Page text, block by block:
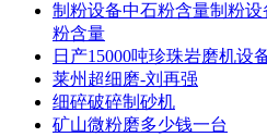
制粉设备中石粉含量制粉
粉含量
日产15000吨珍珠岩磨机设
莱州超细磨-刘再强
细碎破碎制砂机
矿山微粉磨多少钱一台